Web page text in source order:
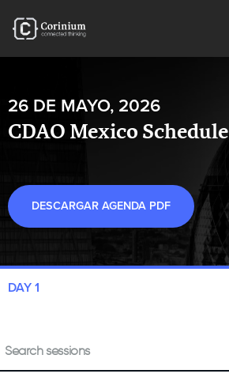
26 DE MAYO, 2026
CDAO MexicoSchedule
DESCARGAR AGENDA PDF
DAY 1